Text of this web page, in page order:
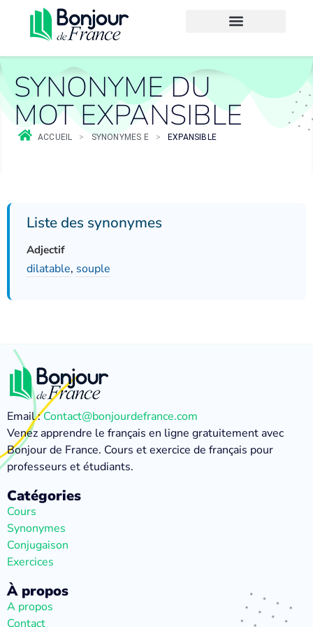
SYNONYME DU
MOT EXPANSIBLE
ACCUEIL > SYNONYMES E > EXPANSIBLE
Liste des synonymes
Adjectif
dilatable, souple
Email :Contact@bonjourdefrance.com
Venez apprendre le français en ligne gratuitement avec
Bonjour de France. Cours et exercice de français pour
professeurs et étudiants.
Catégories
Cours
Synonymes
Conjugaison
Exercices
À propos
A propos
Contact